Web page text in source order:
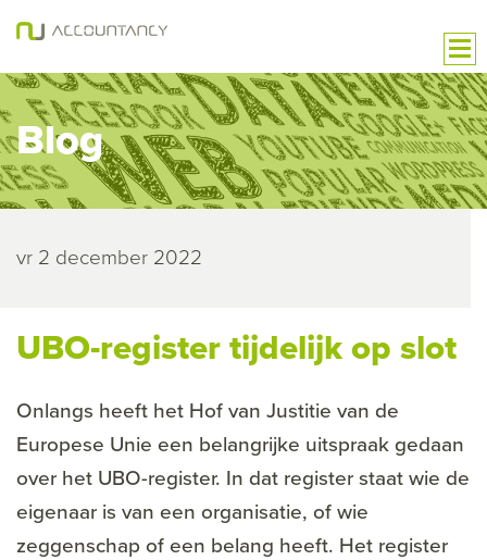
Blog
vr 2 december 2022
UBO-register tijdelijk op slot
Onlangs heeft het Hof van Justitie van de
Europese Unie een belangrijke uitspraak gedaan
over het UBO-register. In dat register staat wie de
eigenaar is van een organisatie, of wie
zeggenschap of een belang heeft. Het register